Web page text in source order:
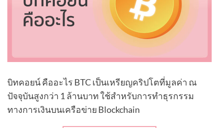
บิทคอยน์ คืออะไร BTC เป็นเหรียญคริปโตที่มูลค่า ณ
ปัจจุบันสูงกว่า 1 ล้านบาท ใช้สำหรับการทำธุรกรรม
ทางการเงินบนเครือข่าย Blockchain